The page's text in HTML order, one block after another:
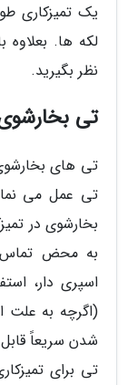
یک تمیزکاری
لکه ها. بعلاوه
نظر بگیرید.
تی
تی های
تی عمل می
بخارشوی در
به محض تماس
اسپری دار،
(اگرچه به علت
شدن سریعاً
تی برای